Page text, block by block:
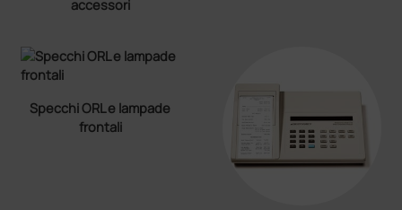
accessori
Specchi ORL e lampade
frontali